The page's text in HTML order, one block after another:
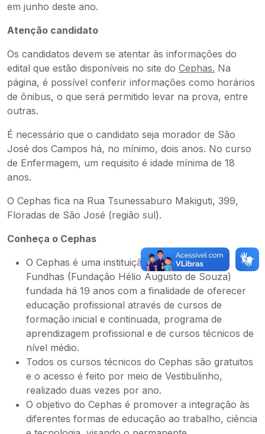
em junho deste ano.
Atenção candidato
Os candidatos devem se atentar às informações do
edital que estão disponíveis no site do Cephas. Na
página, é possível conferir informações como horários
de ônibus, o que será permitido levar na prova, entre
outras.
É necessário que o candidato seja morador de São
José dos Campos há, no mínimo, dois anos. No curso
de Enfermagem, um requisito é idade mínima de 18
anos.
O Cephas fica na Rua Tsunessaburo Makiguti, 399,
Floradas de São José (região sul).
Conheça o Cephas
O Cephas é uma instituição educacional da
Fundhas (Fundação Hélio Augusto de Souza)
fundada há 19 anos com a finalidade de oferecer
educação profissional através de cursos de
formação inicial e continuada, programa de
aprendizagem profissional e de cursos técnicos de
nível médio.
Todos os cursos técnicos do Cephas são gratuitos
e o acesso é feito por meio de Vestibulinho,
realizado duas vezes por ano.
O objetivo do Cephas é promover a integração às
diferentes formas de educação ao trabalho, ciência